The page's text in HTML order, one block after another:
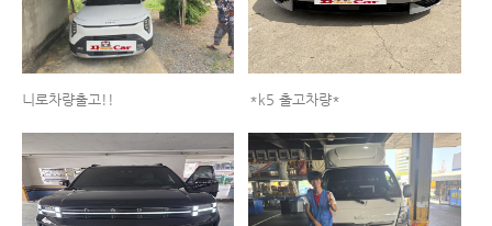
니로차량출고!! *k5 출고차량*